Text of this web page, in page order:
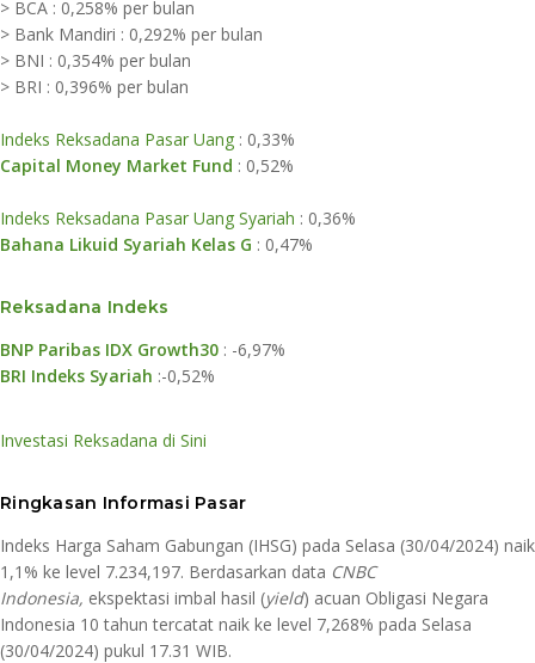
> BCA : 0,258% per bulan
> Bank Mandiri : 0,292% per bulan
> BNI : 0,354% per bulan
> BRI : 0,396% per bulan
Indeks Reksadana Pasar Uang : 0,33%
Capital Money Market Fund : 0,52%
Indeks Reksadana Pasar Uang Syariah : 0,36%
Bahana Likuid Syariah Kelas G : 0,47%
​Reksadana Ind​eks​
​BNP Paribas IDX Growth30 : -6,97%
BRI Indeks Syariah :-0,52%
Investasi Reksadana di Sini
​Ringkasan Informasi Pasar​
Indeks Harga Saham Gabungan (IHSG) pada Selasa (30/04/2024) naik
1,1% ke level 7.234,197. Berdasarkan data CNBC
Indonesia, ekspektasi imbal hasil (yield) acuan Obligasi Negara
Indonesia 10 tahun tercatat naik ke level 7,268% pada Selasa
(30/04/2024) pukul 17.31 WIB.